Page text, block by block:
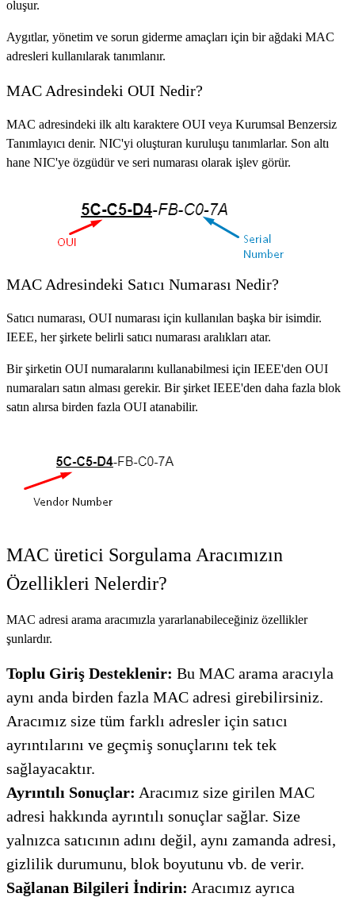
oluşur.
Aygıtlar, yönetim ve sorun giderme amaçları için bir ağdaki MAC
adresleri kullanılarak tanımlanır.
MAC Adresindeki OUI Nedir?
MAC adresindeki ilk altı karaktere OUI veya Kurumsal Benzersiz
Tanımlayıcı denir. NIC'yi oluşturan kuruluşu tanımlarlar. Son altı
hane NIC'ye özgüdür ve seri numarası olarak işlev görür.
MAC Adresindeki Satıcı Numarası Nedir?
Satıcı numarası, OUI numarası için kullanılan başka bir isimdir.
IEEE, her şirkete belirli satıcı numarası aralıkları atar.
Bir şirketin OUI numaralarını kullanabilmesi için IEEE'den OUI
numaraları satın alması gerekir. Bir şirket IEEE'den daha fazla blok
satın alırsa birden fazla OUI atanabilir.
MAC üretici Sorgulama Aracımızın
Özellikleri Nelerdir?
MAC adresi arama aracımızla yararlanabileceğiniz özellikler
şunlardır.
Toplu Giriş Desteklenir: Bu MAC arama aracıyla
aynı anda birden fazla MAC adresi girebilirsiniz.
Aracımız size tüm farklı adresler için satıcı
ayrıntılarını ve geçmiş sonuçlarını tek tek
sağlayacaktır.
Ayrıntılı Sonuçlar: Aracımız size girilen MAC
adresi hakkında ayrıntılı sonuçlar sağlar. Size
yalnızca satıcının adını değil, aynı zamanda adresi,
gizlilik durumunu, blok boyutunu vb. de verir.
Sağlanan Bilgileri İndirin: Aracımız ayrıca